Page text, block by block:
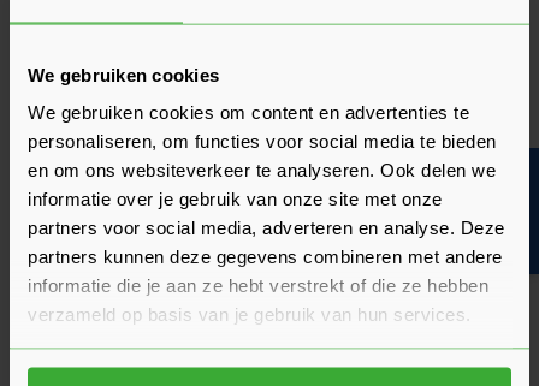
We gebruiken cookies
We gebruiken cookies om content en advertenties te
personaliseren, om functies voor social media te bieden
en om ons websiteverkeer te analyseren. Ook delen we
informatie over je gebruik van onze site met onze
partners voor social media, adverteren en analyse. Deze
partners kunnen deze gegevens combineren met andere
informatie die je aan ze hebt verstrekt of die ze hebben
verzameld op basis van je gebruik van hun services.
van de kwaliteit en het gebruiksgemak.
Heb je zelf ervaring met dit product? Laat dan vooral een
dragen we samen bij aan een nog beter aanbod.
Beoordeling schrijven
Veelgestelde vragen
Hier vind je antwoorden op de meest gestelde vragen over dit
product. We hebben de belangrijkste onderwerpen alvast
voor je op een rij gezet zodat je snel verder kunt.
Kun je het antwoord op jouw vraag niet vinden? Neem dan
gerust contact op met een van onze experts we helpen je
graag verder!